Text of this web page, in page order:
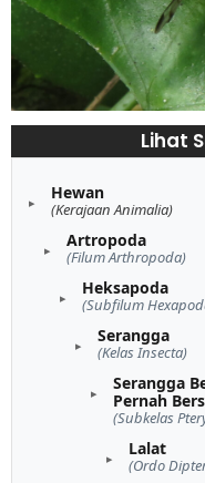
Lihat
Hewan
(Kerajaan Animalia)
Artropoda
(Filum Arthropoda)
Heksapoda
(Subfilum
Serangga
(Kelas Insecta)
Serangga
Pernah
(Subkelas
Lalat
(Ordo